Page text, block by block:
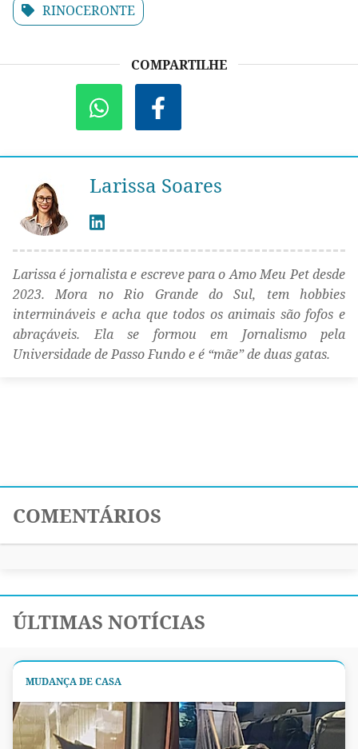
RINOCERONTE
COMPARTILHE
Larissa Soares
Larissa é jornalista e escreve para o Amo Meu Pet desde
2023. Mora no Rio Grande do Sul, tem hobbies
intermináveis e acha que todos os animais são fofos e
abraçáveis. Ela se formou em Jornalismo pela
Universidade de Passo Fundo e é “mãe” de duas gatas.
COMENTÁRIOS
ÚLTIMAS NOTÍCIAS
MUDANÇA DE CASA